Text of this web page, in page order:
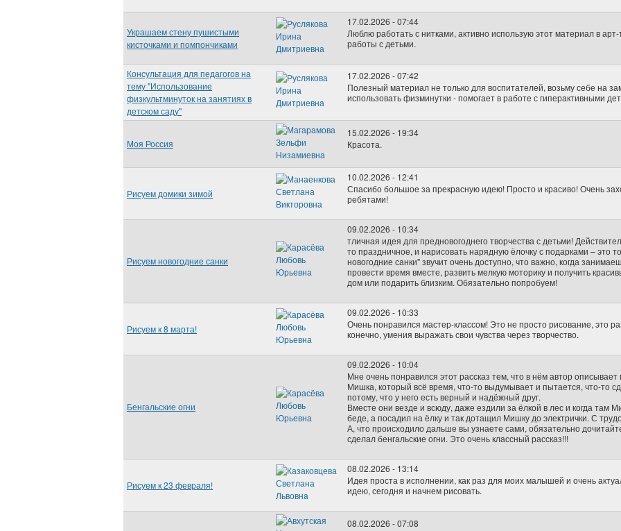
Украшаем стену пушистыми
кисточками и помпончиками
17.02.2026 - 07:44
Люблю работать с нитками, активно использую этот материал в
работы с детьми.
Консультация для педагогов на
тему "Использование
физкультминуток на занятиях в
детском саду"
17.02.2026 - 07:42
Полезный материал не только для воспитателей, возьму себе на
использовать физминутки - помогает в работе с гиперактивными
Моя Россия
15.02.2026 - 19:34
Красота.
Рисуем домики зимой
10.02.2026 - 12:41
Спасибо большое за прекрасную идею! Просто и красиво! Очень
ребятами!
Рисуем новогодние санки
09.02.2026 - 10:34
тличная идея для предновогоднего творчества с детьми!
то праздничное, и нарисовать нарядную ёлочку с подарками – это
новогодние санки" звучит очень доступно, что важно, когда
провести время вместе, развить мелкую моторику и получить
дом или подарить близким. Обязательно попробуем!
Рисуем к 8 марта!
09.02.2026 - 10:33
Очень понравился мастер-классом! Это не просто рисование, это
конечно, умения выражать свои чувства через творчество.
Бенгальские огни
09.02.2026 - 10:04
Мне очень понравился этот рассказ тем, что в нём автор
Мишка, который всё время, что-то выдумывает и пытается, что-то
потому, что у него есть верный и надёжный друг.
Вместе они везде и всюду, даже ездили за ёлкой в лес и когда там
беде, а посадил на ёлку и так дотащил Мишку до электрички. С
А, что происходило дальше вы узнаете сами, обязательно
сделал бенгальские огни. Это очень классный рассказ!!!
Рисуем к 23 февраля!
08.02.2026 - 13:14
Идея проста в исполнении, как раз для моих малышей и очень
идею, сегодня и начнем рисовать.
08.02.2026 - 07:08